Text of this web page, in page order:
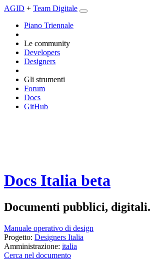
AGID + Team Digitale
Piano Triennale
Le community
Developers
Designers
Gli strumenti
Forum
Docs
GitHub
Docs Italia beta
Documenti pubblici, digitali.
Manuale operativo di design
Progetto: Designers Italia
Amministrazione: italia
Cerca nel documento